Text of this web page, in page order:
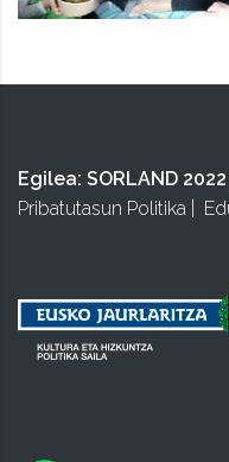
Egilea: SORLAND 2022
Pribatutasun Politika